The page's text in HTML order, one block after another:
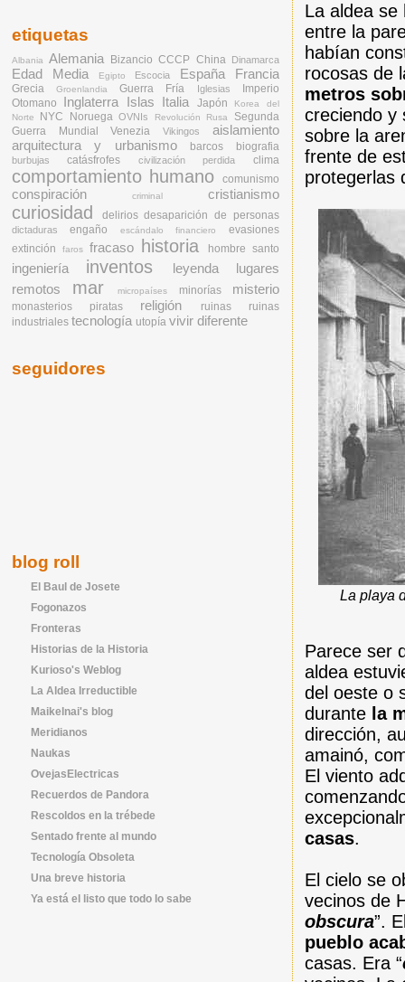
La aldea se
entre la
habían
rocosas de
metros
creciendo y
sobre la
frente de
protegerlas
La playa
Parece ser
aldea
del oeste o
durante la
dirección,
amainó,
El viento
casas.
El cielo se
vecinos de
obscura”.
pueblo
casas. Era “
etiquetas
Albania Alemania Bizancio CCCP China Dinamarca
Edad Media Egipto Escocia España Francia
Grecia Groenlandia Guerra Fría Iglesias
Imperio
Otomano
Inglaterra Islas Italia Japón
Korea del
Norte
NYC Noruega OVNIs Revolución Rusa
Segunda
Guerra Mundial
Venezia Vikingos
aislamiento
arquitectura y urbanismo
barcos biografia
burbujas catásfrofes civilización perdida clima
comportamiento humano comunismo
conspiración criminal cristianismo
curiosidad delirios desaparición de personas
dictaduras engaño escándalo financiero
evasiones
extinción
faros fracaso historia hombre santo
ingeniería inventos leyenda
lugares
remotos
mar micropaíses minorías misterio
monasterios piratas religión ruinas
ruinas
industriales tecnología utopía vivir diferente
seguidores
blog roll
El Baul de Josete
Fogonazos
Fronteras
Historias de la Historia
Kurioso's Weblog
La Aldea Irreductible
Maikelnai's blog
Meridianos
Naukas
OvejasElectricas
Recuerdos de Pandora
Rescoldos en la trébede
Sentado frente al mundo
Tecnología Obsoleta
Una breve historia
Ya está el listo que todo lo sabe